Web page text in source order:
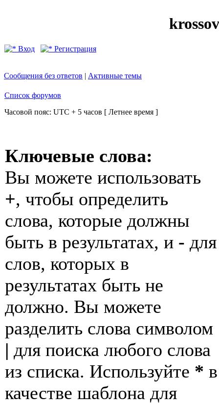
Вход Регистрация
Сообщения без ответов | Активные темы
Список форумов
Часовой пояс: UTC + 5 часов [ Летнее время ]
Ключевые слова:
Вы можете использовать
+, чтобы определить
слова, которые должны
быть в результатах, и - для
слов, которых в
результатах быть не
должно. Вы можете
разделить слова символом
| для поиска любого слова
из списка. Используйте * в
качестве шаблона для